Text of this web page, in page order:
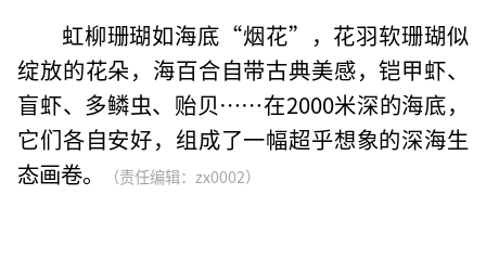
虹柳珊瑚如海底“烟花”，花羽软珊瑚似
绽放的花朵，海百合自带古典美感，铠甲虾、
盲虾、多鳞虫、贻贝……在2000米深的海底，
它们各自安好，组成了一幅超乎想象的深海生
态画卷。
（责任编辑：zx0002）